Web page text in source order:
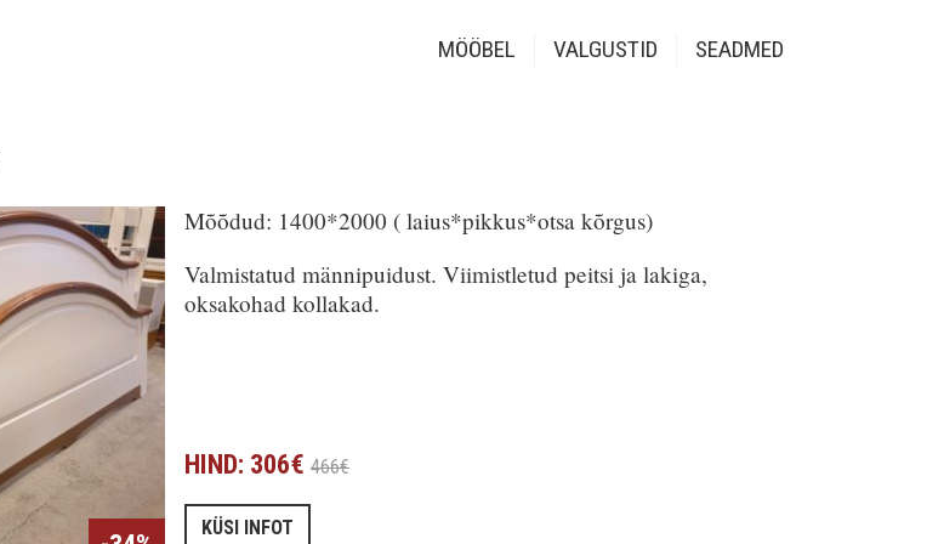
MÖÖBEL VALGUSTID SEADMED
Mõõdud: 1400*2000 ( laius*pikkus*otsa kõrgus)
Valmistatud männipuidust. Viimistletud peitsi ja lakiga,
oksakohad kollakad.
HIND: 306€ 466€
KÜSI INFOT